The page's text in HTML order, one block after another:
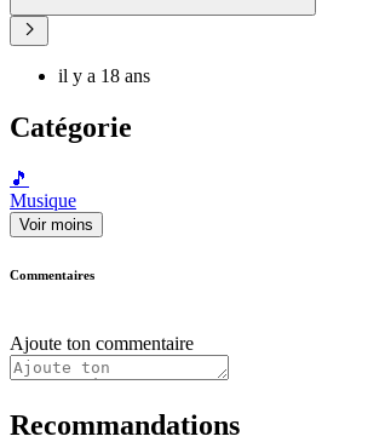
il y a 18 ans
Catégorie
🎵
Musique
Voir moins
Commentaires
Ajoute ton commentaire
Recommandations